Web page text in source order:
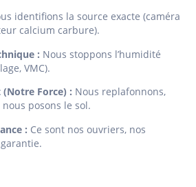
identifions la source exacte (caméra
calcium carbure).
: Nous stoppons l’humidité
VMC).
(Notre Force) : Nous replafonnons,
posons le sol.
: Ce sont nos ouvriers, nos